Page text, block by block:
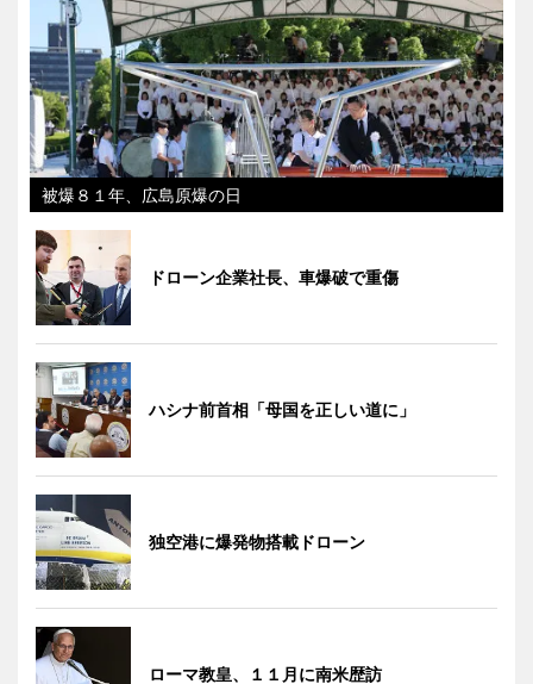
被爆８１年、広島原爆の日
ドローン企業社長、車爆破で重傷
ハシナ前首相「母国を正しい道に」
独空港に爆発物搭載ドローン
ローマ教皇、１１月に南米歴訪